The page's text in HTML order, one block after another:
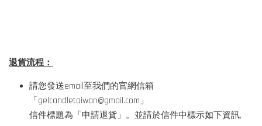
退貨流程：
請您發送email至我們的官網信箱
「gelcandletaiwan@gmail.com」
信件標題為「申請退貨」。並請於信件中標示如下資訊,